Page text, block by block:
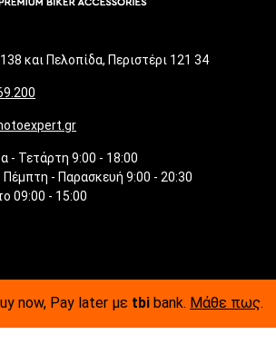
και Πελοπίδα, Περιστέρι 121 34
- Τετάρτη 9:00 - 18:00
Πέμπτη - Παρασκευή 9:00 - 20:30
09:00 - 15:00
now, Pay later με tbi bank. Μάθε πως.